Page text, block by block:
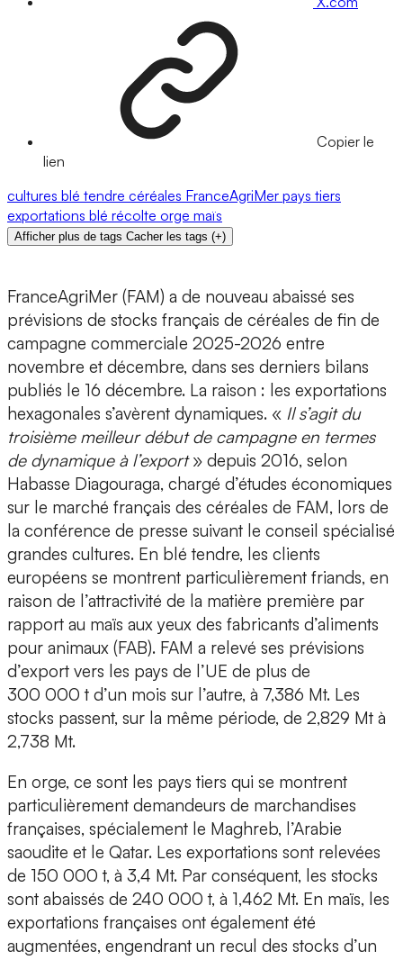
Copier le
lien
cultures blé tendre céréales FranceAgriMer pays tiers
exportations blé récolte orge maïs
Afficher plus de tags Cacher les tags (+)
FranceAgriMer (FAM) a de nouveau abaissé ses
prévisions de stocks français de céréales de fin de
campagne commerciale 2025-2026 entre
novembre et décembre, dans ses derniers bilans
publiés le 16 décembre. La raison : les exportations
hexagonales s’avèrent dynamiques. « Il s’agit du
troisième meilleur début de campagne en termes
de dynamique à l’export» depuis 2016, selon
Habasse Diagouraga, chargé d’études économiques
sur le marché français des céréales de FAM, lors de
la conférence de presse suivant le conseil spécialisé
grandes cultures. En blé tendre, les clients
européens se montrent particulièrement friands, en
raison de l’attractivité de la matière première par
rapport au maïs aux yeux des fabricants d’aliments
pour animaux (FAB). FAM a relevé ses prévisions
d’export vers les pays de l’UE de plus de
300 000 t d’un mois sur l’autre, à 7,386 Mt. Les
stocks passent, sur la même période, de 2,829 Mt à
2,738 Mt.
En orge, ce sont les pays tiers qui se montrent
particulièrement demandeurs de marchandises
françaises, spécialement le Maghreb, l’Arabie
saoudite et le Qatar. Les exportations sont relevées
de 150 000 t, à 3,4 Mt. Par conséquent, les stocks
sont abaissés de 240 000 t, à 1,462 Mt. En maïs, les
exportations françaises ont également été
augmentées, engendrant un recul des stocks d’un